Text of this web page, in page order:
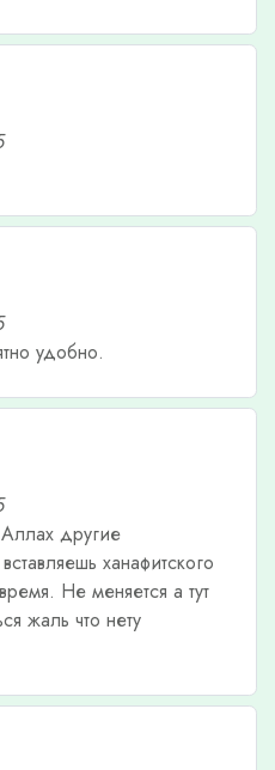
удобно.
другие
ханафитского
Не меняется а тут
жаль что нету